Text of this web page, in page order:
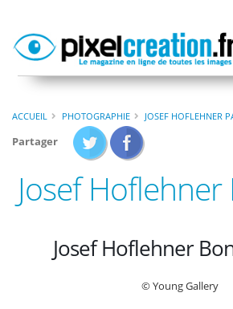
ACCUEIL PHOTOGRAPHIE JOSEF HOFLEHNER
Partager
Josef
Josef Hoflehner
© Young Gallery